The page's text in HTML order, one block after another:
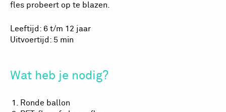
fles probeert op te blazen.
Leeftijd: 6 t/m 12 jaar
Uitvoertijd: 5 min
Wat heb je nodig?
Ronde ballon